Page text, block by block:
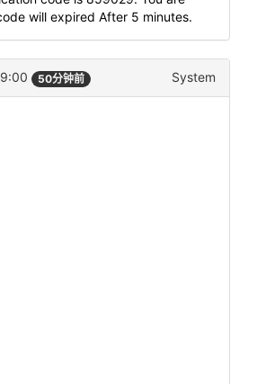
will expired After 5 minutes.
50分钟前 System